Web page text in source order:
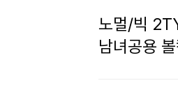
노멀/빅
남녀공용